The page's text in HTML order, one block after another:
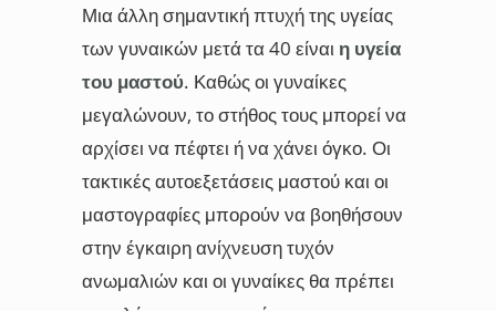
Μια άλλη σημαντική πτυχή της υγείας
των γυναικών μετά τα 40 είναι η υγεία
του μαστού. Καθώς οι γυναίκες
μεγαλώνουν, το στήθος τους μπορεί να
αρχίσει να πέφτει ή να χάνει όγκο. Οι
τακτικές αυτοεξετάσεις μαστού και οι
μαστογραφίες μπορούν να βοηθήσουν
στην έγκαιρη ανίχνευση τυχόν
ανωμαλιών και οι γυναίκες θα πρέπει